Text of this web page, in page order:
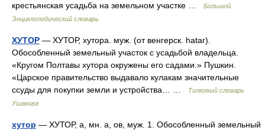
крестьянская усадьба на земельном участке …
Большой
Энциклопедический словарь
ХУТОР — ХУТОР, хутора. муж. (от венгерск. hatar).
Обособленный земельный участок с усадьбой владельца.
«Кругом Полтавы хутора окружены его садами.» Пушкин.
«Царское правительство выдавало кулакам значительные
ссуды для покупки земли и устройства… …
Толковый словарь
Ушакова
хутор — ХУТОР, а, мн. а, ов, муж. 1. Обособленный земельный